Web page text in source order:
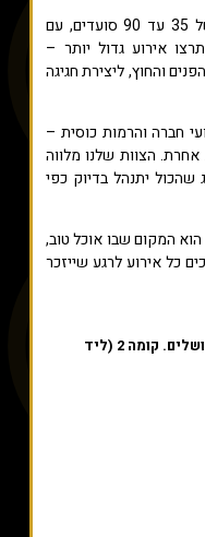
במקום חלל פרטי אינטימי לאירועים של 35 עד 90 סועדים, עם
אירוע גדול יותר –
והחוץ, ליצירת חגיגה
חברה והרמות כוסית –
אחרת. הצוות שלנו מלווה
שהכול יתנהל בדיוק כפי
המקום שבו אוכל טוב,
כל אירוע לרגע שייזכר
שדרות גולדה מאיר 255, קניון רמות, ירושלים. קומה 2 (ליד